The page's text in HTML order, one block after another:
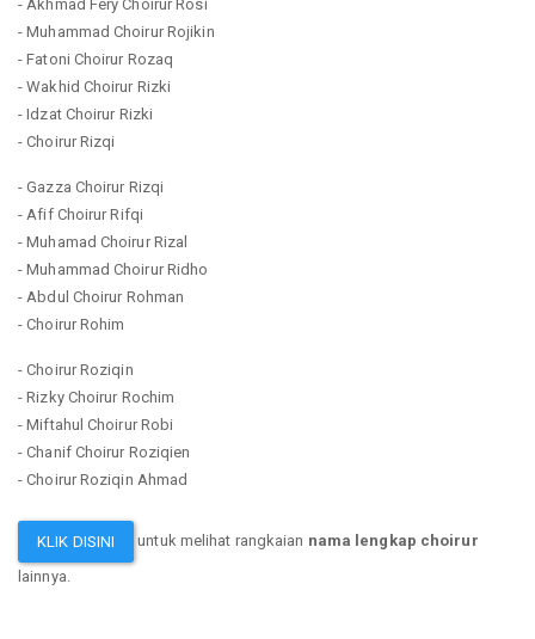
- Akhmad Fery Choirur Rosi
- Muhammad Choirur Rojikin
- Fatoni Choirur Rozaq
- Wakhid Choirur Rizki
- Idzat Choirur Rizki
- Choirur Rizqi
- Gazza Choirur Rizqi
- Afif Choirur Rifqi
- Muhamad Choirur Rizal
- Muhammad Choirur Ridho
- Abdul Choirur Rohman
- Choirur Rohim
- Choirur Roziqin
- Rizky Choirur Rochim
- Miftahul Choirur Robi
- Chanif Choirur Roziqien
- Choirur Roziqin Ahmad
KLIK DISINI untuk melihat rangkaian nama lengkap choirur
lainnya.